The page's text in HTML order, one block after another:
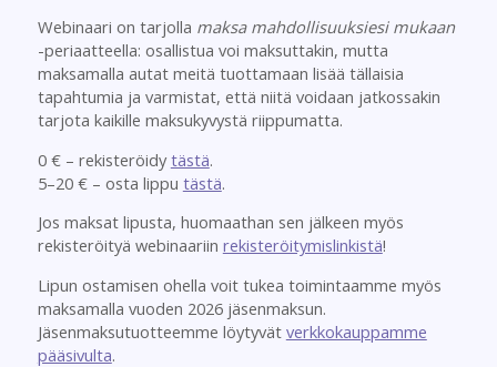
Webinaari on tarjolla maksa mahdollisuuksiesi mukaan
-periaatteella: osallistua voi maksuttakin, mutta
maksamalla autat meitä tuottamaan lisää tällaisia
tapahtumia ja varmistat, että niitä voidaan jatkossakin
tarjota kaikille maksukyvystä riippumatta.
0 € – rekisteröidytästä.
5–20 € – osta lippu tästä.
Jos maksat lipusta, huomaathan sen jälkeen myös
rekisteröityä webinaariin rekisteröitymislinkistä!
Lipun ostamisen ohella voit tukea toimintaamme myös
maksamalla vuoden 2026jäsenmaksun.
Jäsenmaksutuotteemme löytyvät verkkokauppamme
pääsivulta.